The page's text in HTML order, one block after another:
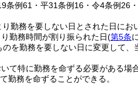
条例61・平31条例16・令4条例26
勤務を要しない日とされた日にお
勤務時間が割り振られた日(第5条
を勤務を要しない日に変更して
て特に勤務を命ずる必要がある
勤務を命ずることができる。